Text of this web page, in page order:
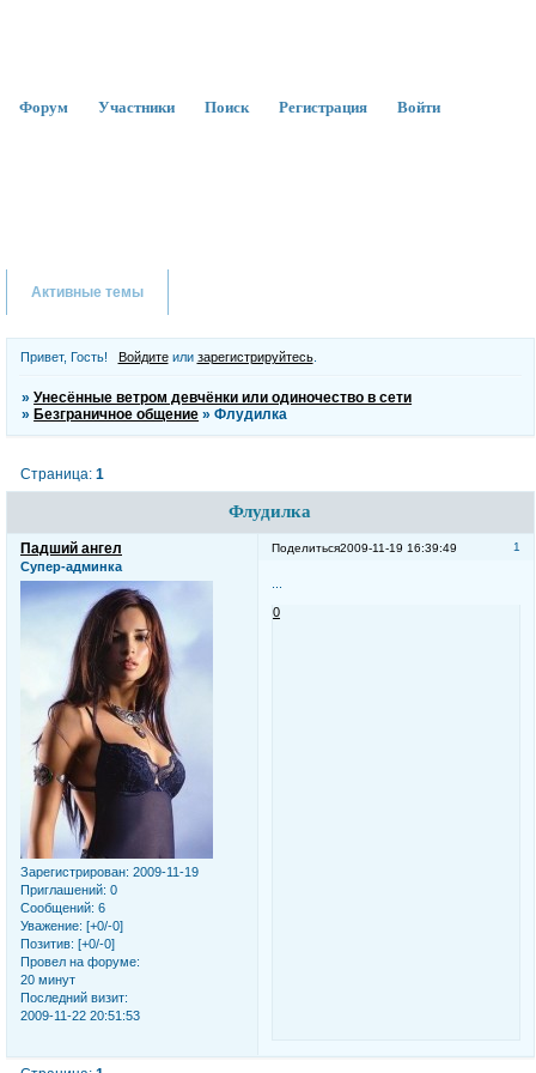
Форум Участники Поиск Регистрация Войти
Активные темы
Привет, Гость! Войдитеили зарегистрируйтесь.
»Унесённые ветром девчёнки или одиночество в сети
»Безграничное общение »Флудилка
Флудилка
Страница:1
Поделиться 1
2009-11-19 16:39:49
Падший ангел
Супер-админка
Зарегистрирован: 2009-11-19
Приглашений: 0
Сообщений: 6
Уважение: [+0/-0]
Позитив: [+0/-0]
Провел на форуме:
20 минут
Последний визит:
2009-11-22 20:51:53
0